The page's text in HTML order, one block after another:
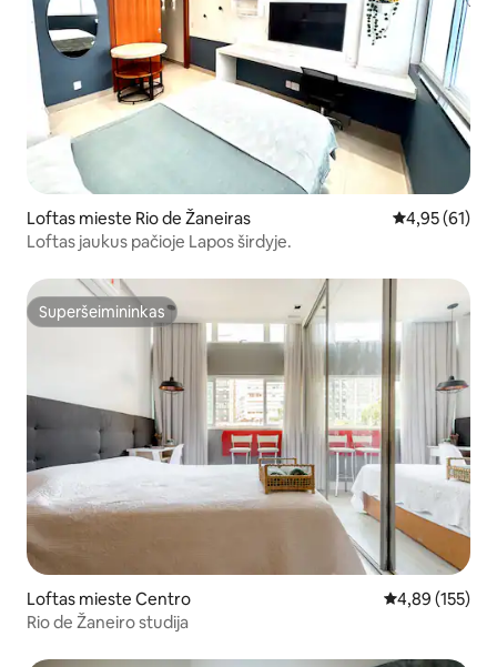
Loftas mieste Rio de Žaneiras Vidutinis
4,95 (61)
Loftas jaukus pačioje Lapos širdyje.
Superšeimininkas
Superšeimininkas
Loftas mieste Centro Vidutinis
4,89 (155)
Rio de Žaneiro studija